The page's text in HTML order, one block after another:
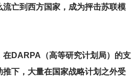
流亡到西方国家，成为抨击苏联模
在DARPA（高等研究计划局）的支
下，大量在国家战略计划之外受